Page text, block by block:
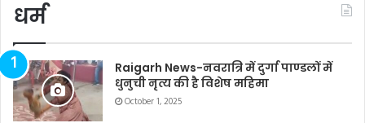
धर्म
Raigarh News-नवरात्रि में दुर्गा पाण्डलों में
धुनुची नृत्य की है विशेष महिमा
October 1, 2025